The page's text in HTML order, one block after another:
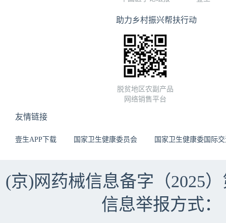
助力乡村振兴帮扶行动
脱贫地区农副产品
网络销售平台
友情链接
壹生APP下载 国家卫生健康委员会 国家卫生健康委国际
(京)网药械信息备字（2025
信息举报方式：